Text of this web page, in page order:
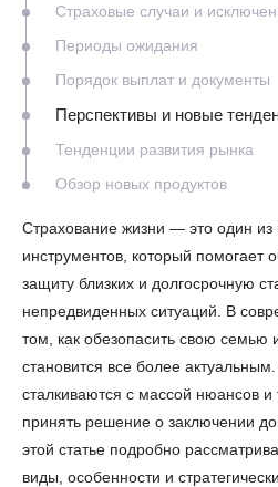
Страховые случаи и
Периоды ожидания
Порядок выплат и документы
Перспективы и новые
Тенденции развития рынка
Обзор новых продуктов
Страхование жизни — это один
инструментов, который помогает
защиту близких и долгосрочную
непредвиденных ситуаций. В
том, как обезопасить свою семью
становится все более
сталкиваются с массой нюансов и
принять решение о заключении
этой статье подробно
виды, особенности и